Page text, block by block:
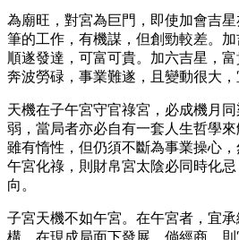
為廟旺，對宮為巨門，即使加會吉
筆的工作，有機謀，但創勁較差。
順遂發達，可富可貴。加六吉星，富
奔波勞碌，事業難遂，且變動很大，
天機在子午宮守官祿宮，必成機月
弱，當局者亦必自有一套人生哲學
雖有惰性，但仍須不斷為事業操心
午宮化祿，則財帛宮太陰必同時化
向。
子宮天機不如午宮。在午宮者，宜